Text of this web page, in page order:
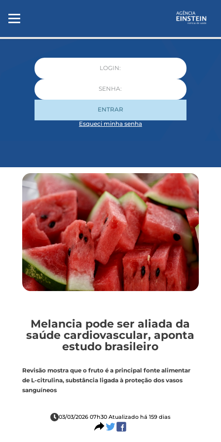
ENTRAR
Esqueci minha senha
Melancia pode ser aliada da
saúde cardiovascular, aponta
estudo brasileiro
Revisão mostra que o fruto é a principal fonte alimentar
de L-citrulina, substância ligada à proteção dos vasos
sanguíneos
03/03/2026 07h30 Atualizado há 159 dias